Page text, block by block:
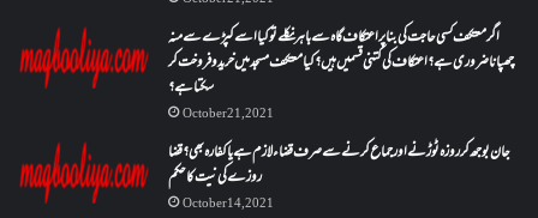
اگر معتکف کسی حاجت کی بنا پر اعتکاف گاہ سے باہر نکلے تو کیا اسے کپڑے سے منہ
چھپانا ضروری ہے؟اعتکاف کی کتنی قسمیں ہیں؟کیا معتکف مسجد میں خرید و فروخت کر
سکتا ہے؟
October 21, 2021
جان بوجھ کر روزہ ٹوڑنے اور جماع کرنے سے صرف قضاء لازم ہے یا کفارہ بھی؟ قضا
روزے کی نیت کا حکم
October 14, 2021